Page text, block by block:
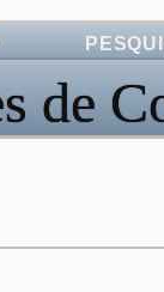
de